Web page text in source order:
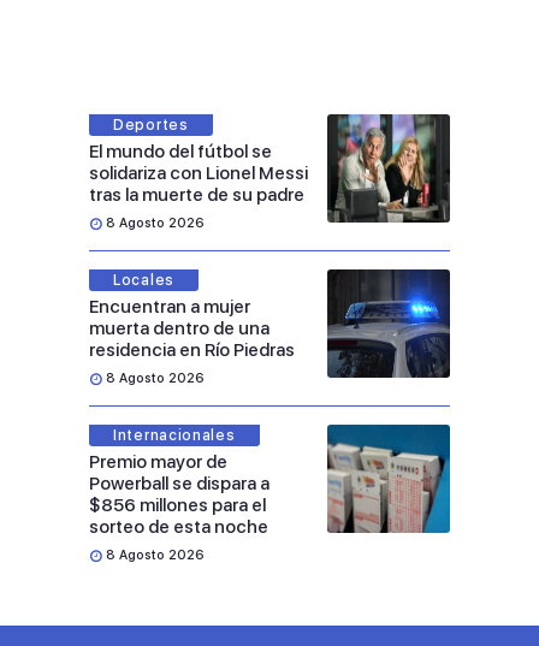
Deportes
El mundo del fútbol se
solidariza con Lionel Messi
tras la muerte de su padre
8 Agosto 2026
Locales
Encuentran a mujer
muerta dentro de una
residencia en Río Piedras
8 Agosto 2026
Internacionales
Premio mayor de
Powerball se dispara a
$856 millones para el
sorteo de esta noche
8 Agosto 2026